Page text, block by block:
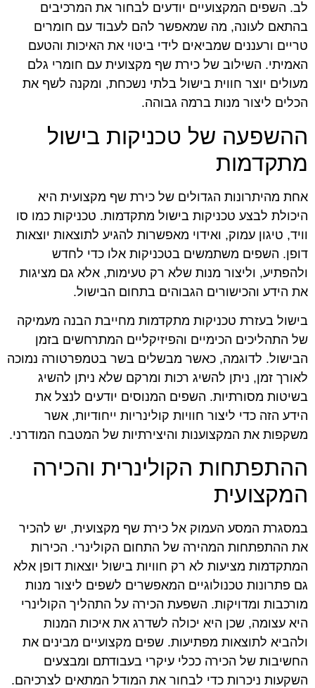
לב. השפים המקצועיים יודעים לבחור את המרכיבים
בהתאם לעונה, מה שמאפשר להם לעבוד עם חומרים
טריים ורעננים שמביאים לידי ביטוי את האיכות והטעם
האמיתי. השילוב של כירת שף מקצועית עם חומרי גלם
מעולים יוצר חווית בישול בלתי נשכחת, ומקנה לשף את
הכלים ליצור מנות ברמה גבוהה.
ההשפעה של טכניקות בישול
מתקדמות
אחת מהיתרונות הגדולים של כירת שף מקצועית היא
היכולת לבצע טכניקות בישול מתקדמות. טכניקות כמו סו
וויד, טיגון עמוק, ואידוי מאפשרות להגיע לתוצאות יוצאות
דופן. השפים משתמשים בטכניקות אלו כדי לחדש
ולהפתיע, וליצור מנות שלא רק טעימות, אלא גם מציגות
את הידע והכישורים הגבוהים בתחום הבישול.
בישול בעזרת טכניקות מתקדמות מחייבת הבנה מעמיקה
של התהליכים הכימיים והפיזיקליים המתרחשים בזמן
הבישול. לדוגמה, כאשר מבשלים בשר בטמפרטורה נמוכה
לאורך זמן, ניתן להשיג רכות ומרקם שלא ניתן להשיג
בשיטות מסורתיות. השפים המנוסים יודעים לנצל את
הידע הזה כדי ליצור חוויות קולינריות ייחודיות, אשר
משקפות את המקצוענות והיצירתיות של המטבח המודרני.
ההתפתחות הקולינרית והכירה
המקצועית
במסגרת המסע העמוק אל כירת שף מקצועית, יש להכיר
את ההתפתחות המהירה של התחום הקולינרי. הכירות
המתקדמות מציעות לא רק חוויות בישול יוצאות דופן אלא
גם פתרונות טכנולוגיים המאפשרים לשפים ליצור מנות
מורכבות ומדויקות. השפעת הכירה על התהליך הקולינרי
היא עצומה, שכן היא יכולה לשדרג את איכות המנות
ולהביא לתוצאות מפתיעות. שפים מקצועיים מבינים את
החשיבות של הכירה ככלי עיקרי בעבודתם ומבצעים
השקעות ניכרות כדי לבחור את המודל המתאים לצרכיהם.